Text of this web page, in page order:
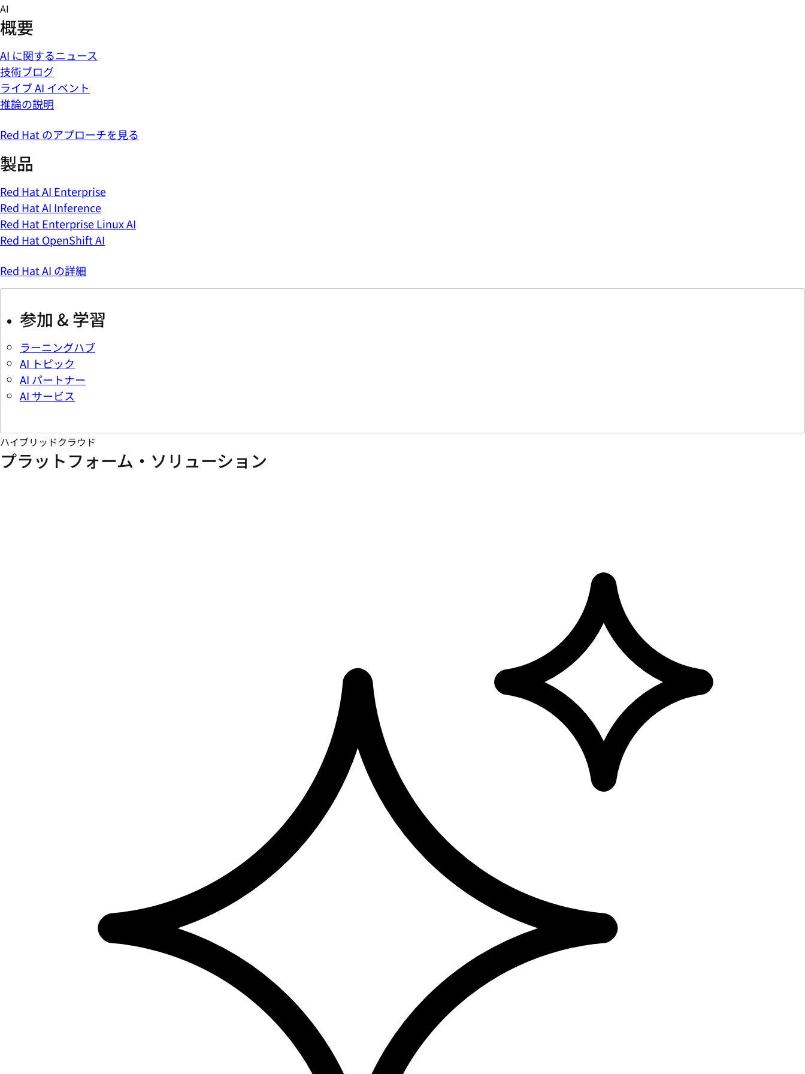
Skip
to
content
AI
概要
AI に関するニュース
技術ブログ
ライブ AI イベント
推論の説明
Red Hat のアプローチを見る
製品
Red Hat AI Enterprise
Red Hat AI Inference
Red Hat Enterprise Linux AI
Red Hat OpenShift AI
Red Hat AI の詳細
参加 & 学習
ラーニングハブ
AI トピック
AI パートナー
AI サービス
ハイブリッドクラウド
プラットフォーム・ソリューション